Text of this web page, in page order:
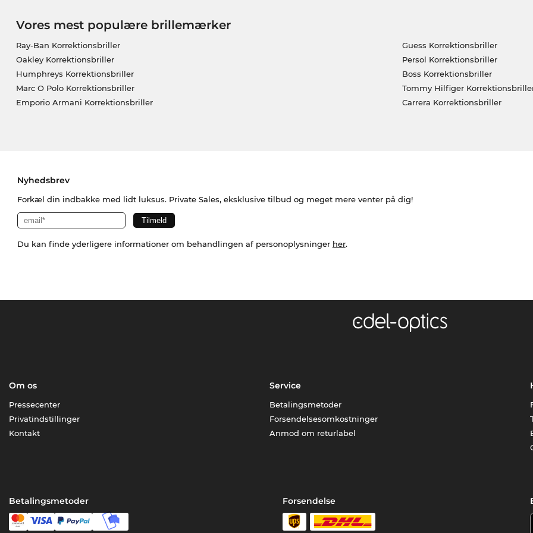
Vores mest populære brillemærker
Ray-Ban Korrektionsbriller
Oakley Korrektionsbriller
Humphreys Korrektionsbriller
Marc O Polo Korrektionsbriller
Emporio Armani Korrektionsbriller
Guess Korrektionsbriller
Persol Korrektionsbriller
Boss Korrektionsbriller
Tommy Hilfiger
Carrera Korrektionsbriller
Nyhedsbrev
Forkæl din indbakke med lidt luksus. Private Sales, eksklusive tilbud og meget mere venter på dig!
Du kan finde yderligere informationer om behandlingen af personoplysninger her.
Om os
Pressecenter
Privatindstillinger
Kontakt
Service
Betalingsmetoder
Forsendelsesomkostninger
Anmod om returlabel
Betalingsmetoder Forsendelse